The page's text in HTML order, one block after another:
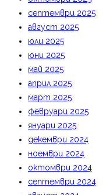
септември 2025
август 2025
юли 2025
юни 2025
май 2025
април 2025
март 2025
февруари 2025
януари 2025
декември 2024
ноември 2024
октомври 2024
септември 2024